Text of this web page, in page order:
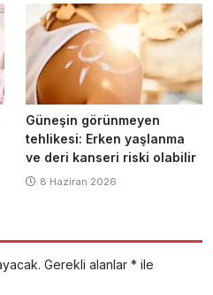
Güneşin görünmeyen
tehlikesi: Erken yaşlanma
ve deri kanseri riski olabilir
8 Haziran 2026
Gerekli alanlar * ile